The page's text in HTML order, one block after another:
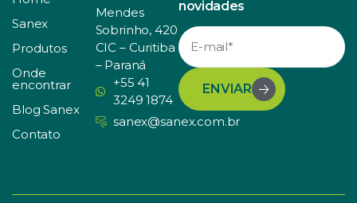
Sanex
Produtos
Onde
encontrar
Blog Sanex
Contato
Mendes
Sobrinho, 420
CIC – Curitiba
– Paraná
+55 41
3249 1874
sanex@sanex.com.br
novidades
ENVIAR